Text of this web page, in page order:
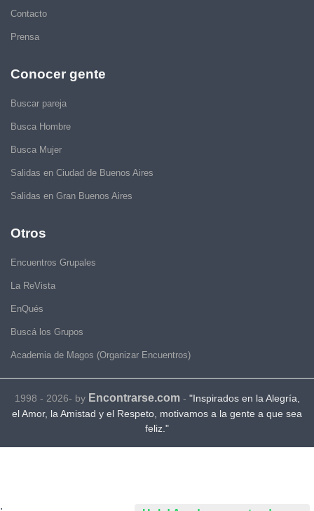
Contacto
Prensa
Conocer gente
Buscar pareja
Busca Hombre
Busca Mujer
Salidas en Ciudad de Buenos Aires
Salidas en Gran Buenos Aires
Otros
Encuentros Grupales
La ReVista
EnQués
Buscá los Grupos
Academia de Magos (Organizar Encuentros)
1998 - 2026- by Encontrarse.com- "Inspirados en la Alegría,
el Amor, la Amistad y el Respeto, motivamos a la gente a que sea
feliz."
.